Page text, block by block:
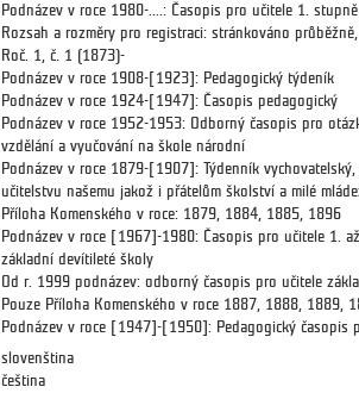
Podnázev v roce 1980-....: Časopis pro učitele 1.
Rozsah a rozměry pro registraci: stránkováno
Roč. 1, č. 1 (1873)-
Podnázev v roce 1908-[1923]: Pedagogický týdeník
Podnázev v roce 1924-[1947]: Časopis pedagogický
Podnázev v roce 1952-1953: Odborný časopis pro
vzdělání a vyučování na škole národní
Podnázev v roce 1879-[1907]: Týdenník
učitelstvu našemu jakož i přátelům školství a milé
Příloha Komenského v roce: 1879, 1884, 1885, 1896
Podnázev v roce [1967]-1980: Časopis pro učitele 1.
základní devítileté školy
Od r. 1999 podnázev: odborný časopis pro učitele
Pouze Příloha Komenského v roce 1887, 1888, 1889,
Podnázev v roce [1947]-[1950]: Pedagogický časopis
slovenština
čeština